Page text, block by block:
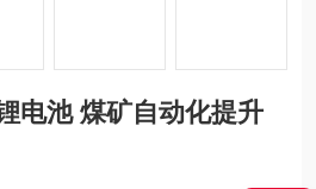
动化提升